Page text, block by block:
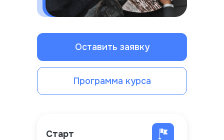
Старт
Оставить заявку
Программа курса